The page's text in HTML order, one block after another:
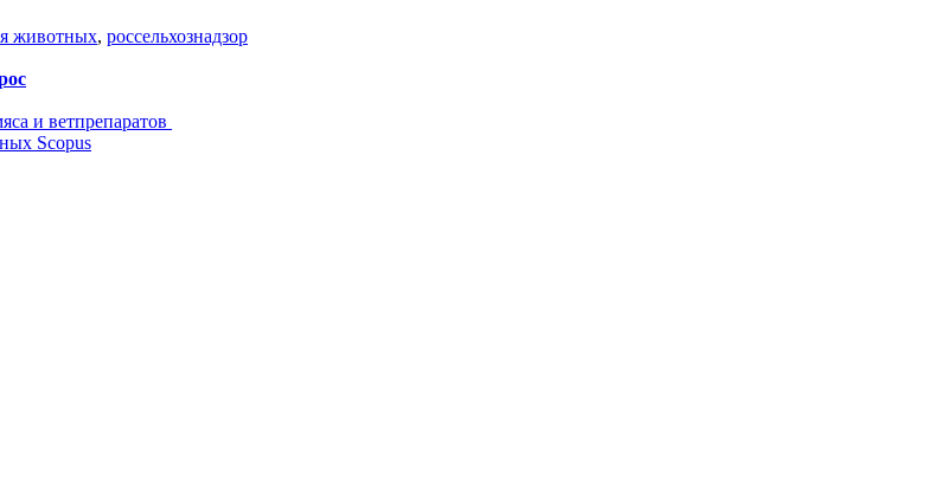
животных, россельхознадзор
и ветпрепаратов
Scopus